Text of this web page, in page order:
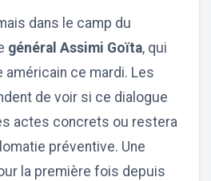
dans le camp du
général Assimi Goïta, qui
ce mardi. Les
de voir si ce dialogue
actes concrets ou restera
préventive. Une
la première fois depuis